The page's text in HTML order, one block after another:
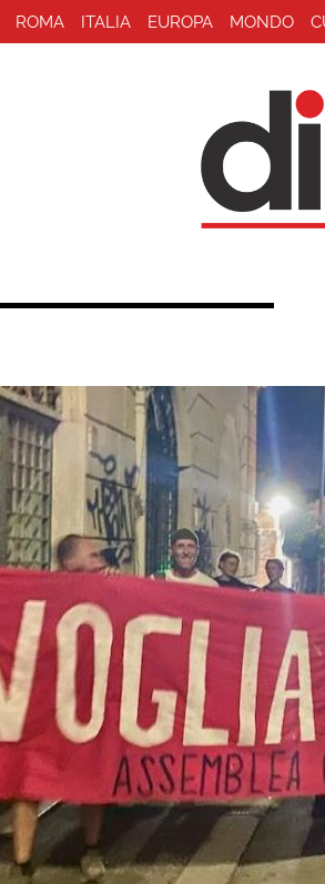
ROMA ITALIA EUROPA MONDO